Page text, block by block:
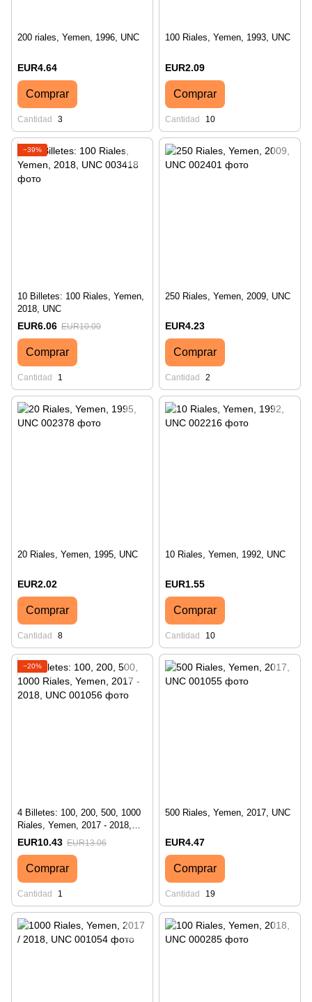
200 riales, Yemen, 1996, UNC
EUR4.64
Comprar
Cantidad 3
100 Riales, Yemen, 1993, UNC
EUR2.09
Comprar
Cantidad 10
−39%
10 Billetes: 100 Riales, Yemen,
2018, UNC
EUR6.06 EUR10.00
Comprar
Cantidad 1
250 Riales, Yemen, 2009, UNC
EUR4.23
Comprar
Cantidad 2
20 Riales, Yemen, 1995, UNC
EUR2.02
Comprar
Cantidad 8
10 Riales, Yemen, 1992, UNC
EUR1.55
Comprar
Cantidad 10
−20%
4 Billetes: 100, 200, 500, 1000
Riales, Yemen, 2017 - 2018,
UNC
EUR10.43 EUR13.06
Comprar
Cantidad 1
500 Riales, Yemen, 2017, UNC
EUR4.47
Comprar
Cantidad 19